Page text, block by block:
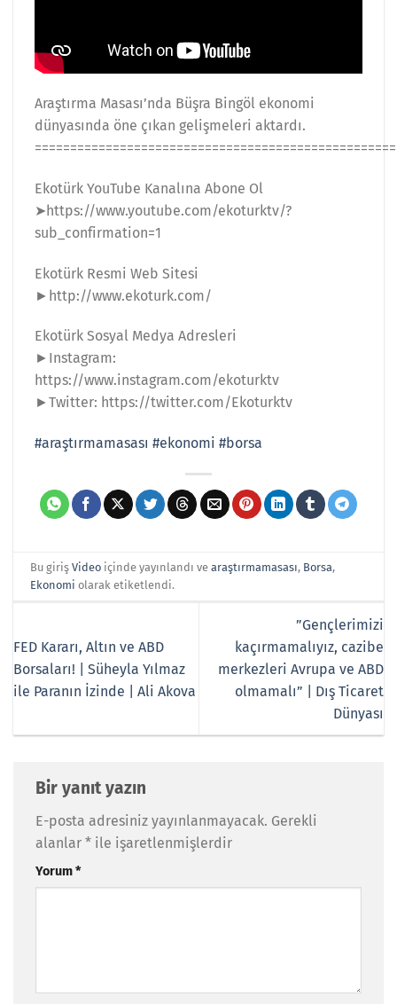
Araştırma Masası’nda Büşra Bingöl ekonomi
dünyasında öne çıkan gelişmeleri aktardı.
Ekotürk YouTube Kanalına Abone Ol
➤https://www.youtube.com/ekoturktv/?
sub_confirmation=1
Ekotürk Resmi Web Sitesi
►http://www.ekoturk.com/
Ekotürk Sosyal Medya Adresleri
►Instagram:
https://www.instagram.com/ekoturktv
►Twitter: https://twitter.com/Ekoturktv
#araştırmamasası #ekonomi #borsa
Bu girişVideo içinde yayınlandı vearaştırmamasası, Borsa,
Ekonomi olarak etiketlendi.
FED Kararı, Altın ve ABD
Borsaları! | Süheyla Yılmaz
ile Paranın İzinde | Ali Akova
”Gençlerimizi
kaçırmamalıyız, cazibe
merkezleri Avrupa ve ABD
olmamalı” | Dış Ticaret
Dünyası
Bir yanıt yazın
E-posta adresiniz yayınlanmayacak. Gerekli
alanlar * ile işaretlenmişlerdir
Yorum*